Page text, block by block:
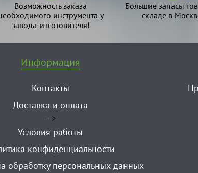
Возможность заказа
инструмента у
завода-изготовителя!
Большие запасы
складе в
Информация
Контакты
Доставка и оплата
-->
Условия работы
конфиденциальности
обработку персональных данных